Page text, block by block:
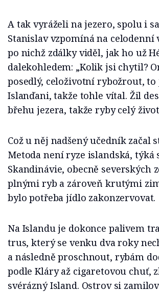
A tak vyráželi na jezero, spolu i
Stanislav vzpomíná na celodenní
po nichž zdálky viděl, jak ho už
dalekohledem: „Kolik jsi chytil?
posedlý, celoživotní rybožrout, to
Islanďani, takže tohle vítal. Žil
břehu jezera, takže ryby celý
Což u něj nadšený učedník začal
Metoda není ryze islandská, týká
Skandinávie, obecně severských
plnými ryb a zároveň krutými
bylo potřeba jídlo zakonzervovat.
Na Islandu je dokonce palivem
trus, který se venku dva roky
a následně proschnout, rybám
podle Kláry až cigaretovou chuť,
svérázný Island. Ostrov si